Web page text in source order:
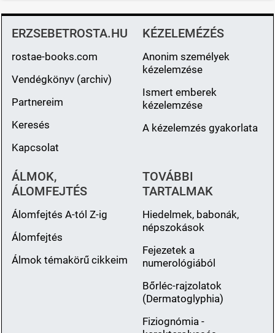
ERZSEBETROSTA.HU
rostae-books.com
Vendégkönyv (archiv)
Partnereim
Keresés
Kapcsolat
KÉZELEMÉZÉS
Anonim személyek
kézelemzése
Ismert emberek
kézelemzése
A kézelemzés gyakorlata
ÁLMOK,
ÁLOMFEJTÉS
Álomfejtés A-tól Z-ig
Álomfejtés
Álmok témakörű cikkeim
TOVÁBBI
TARTALMAK
Hiedelmek, babonák,
népszokások
Fejezetek a
numerológiából
Bőrléc-rajzolatok
(Dermatoglyphia)
Fiziognómia -